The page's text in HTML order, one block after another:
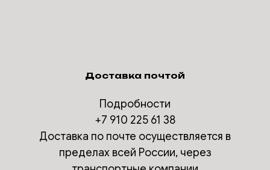
Доставка почтой
Подробности
+7 910 225 61 38
Доставка по почте осуществляется в
пределах всей России, через